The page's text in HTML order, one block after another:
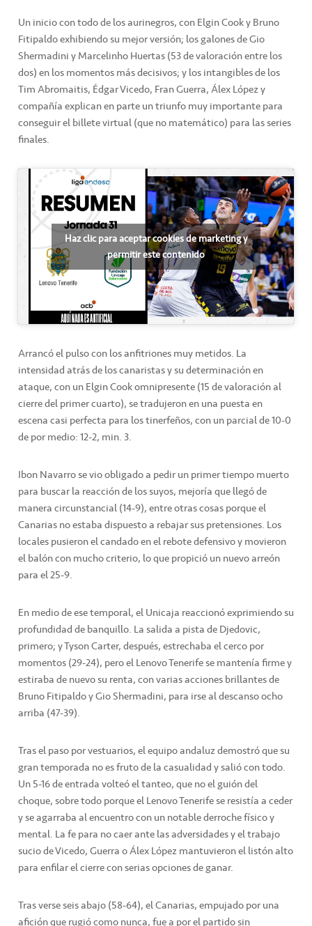
Un inicio con todo de los aurinegros, con Elgin Cook y Bruno
Fitipaldo exhibiendo su mejor versión; los galones de Gio
Shermadini y Marcelinho Huertas (53 de valoración entre los
dos) en los momentos más decisivos; y los intangibles de los
Tim Abromaitis, Édgar Vicedo, Fran Guerra, Álex López y
compañía explican en parte un triunfo muy importante para
conseguir el billete virtual (que no matemático) para las series
finales.
Haz clic para aceptar cookies de marketing y
permitir este contenido
Arrancó el pulso con los anfitriones muy metidos. La
intensidad atrás de los canaristas y su determinación en
ataque, con un Elgin Cook omnipresente (15 de valoración al
cierre del primer cuarto), se tradujeron en una puesta en
escena casi perfecta para los tinerfeños, con un parcial de 10-0
de por medio: 12-2, min. 3.
Ibon Navarro se vio obligado a pedir un primer tiempo muerto
para buscar la reacción de los suyos, mejoría que llegó de
manera circunstancial (14-9), entre otras cosas porque el
Canarias no estaba dispuesto a rebajar sus pretensiones. Los
locales pusieron el candado en el rebote defensivo y movieron
el balón con mucho criterio, lo que propició un nuevo arreón
para el 25-9.
En medio de ese temporal, el Unicaja reaccionó exprimiendo su
profundidad de banquillo. La salida a pista de Djedovic,
primero; y Tyson Carter, después, estrechaba el cerco por
momentos (29-24), pero el Lenovo Tenerife se mantenía firme y
estiraba de nuevo su renta, con varias acciones brillantes de
Bruno Fitipaldo y Gio Shermadini, para irse al descanso ocho
arriba (47-39).
Tras el paso por vestuarios, el equipo andaluz demostró que su
gran temporada no es fruto de la casualidad y salió con todo.
Un 5-16 de entrada volteó el tanteo, que no el guión del
choque, sobre todo porque el Lenovo Tenerife se resistía a ceder
y se agarraba al encuentro con un notable derroche físico y
mental. La fe para no caer ante las adversidades y el trabajo
sucio de Vicedo, Guerra o Álex López mantuvieron el listón alto
para enfilar el cierre con serias opciones de ganar.
Tras verse seis abajo (58-64), el Canarias, empujado por una
afición que rugió como nunca, fue a por el partido sin